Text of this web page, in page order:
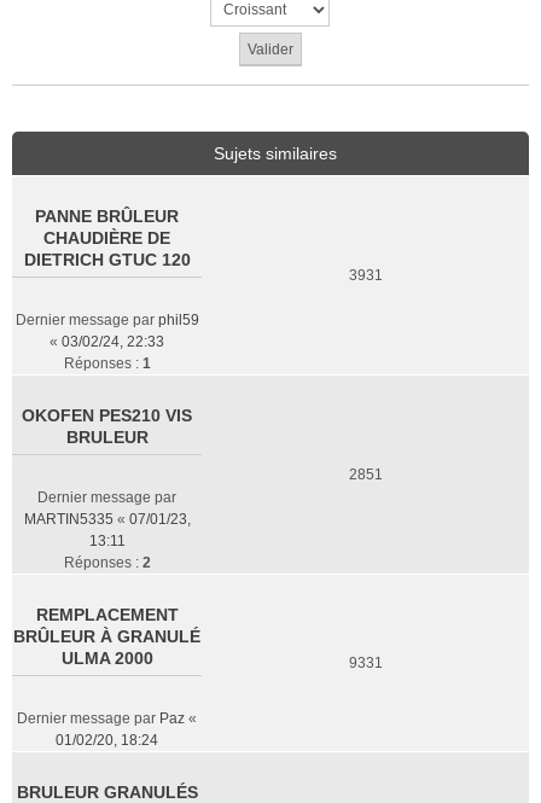
Sujets similaires
PANNE BRÛLEUR
CHAUDIÈRE DE
DIETRICH GTUC 120
Dernier message par phil59
« 03/02/24, 22:33
Réponses : 1
3931
OKOFEN PES210 VIS
BRULEUR
Dernier message par
MARTIN5335 « 07/01/23,
13:11
Réponses : 2
2851
REMPLACEMENT
BRÛLEUR À GRANULÉ
ULMA 2000
Dernier message par Paz «
01/02/20, 18:24
9331
BRULEUR GRANULÉS